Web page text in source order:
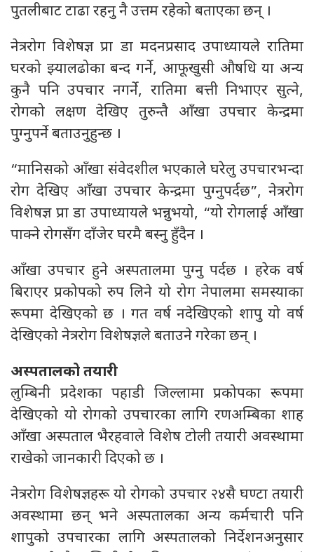
पुतलीबाट टाढा रहनु नै उत्तम रहेको बताएका छन् ।
नेत्ररोग विशेषज्ञ प्रा डा मदनप्रसाद उपाध्यायले रातिमा
घरको झ्यालढोका बन्द गर्ने, आफूखुसी औषधि या अन्य
कुनै पनि उपचार नगर्ने, रातिमा बत्ती निभाएर सुत्ने,
रोगको लक्षण देखिए तुरुन्तै आँखा उपचार केन्द्रमा
पुग्नुपर्ने बताउनुहुन्छ ।
“मानिसको आँखा संवेदशील भएकाले घरेलु उपचारभन्दा
रोग देखिए आँखा उपचार केन्द्रमा पुग्नुपर्दछ”, नेत्ररोग
विशेषज्ञ प्रा डा उपाध्यायले भन्नुभयो, “यो रोगलाई आँखा
पाक्ने रोगसँग दाँजेर घरमै बस्नु हुँदैन ।
आँखा उपचार हुने अस्पतालमा पुग्नु पर्दछ । हरेक वर्ष
बिराएर प्रकोपको रुप लिने यो रोग नेपालमा समस्याका
रूपमा देखिएको छ । गत वर्ष नदेखिएको शापु यो वर्ष
देखिएको नेत्ररोग विशेषज्ञले बताउने गरेका छन् ।
अस्पतालको तयारी
लुम्बिनी प्रदेशका पहाडी जिल्लामा प्रकोपका रूपमा
देखिएको यो रोगको उपचारका लागि रणअम्बिका शाह
आँखा अस्पताल भैरहवाले विशेष टोली तयारी अवस्थामा
राखेको जानकारी दिएको छ ।
नेत्ररोग विशेषज्ञहरू यो रोगको उपचार २४सै घण्टा तयारी
अवस्थामा छन् भने अस्पतालका अन्य कर्मचारी पनि
शापुको उपचारका लागि अस्पतालको निर्देशनअनुसार